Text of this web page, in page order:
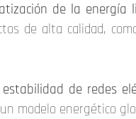
de la energía
de alta calidad,
estabilidad de redes
modelo energético